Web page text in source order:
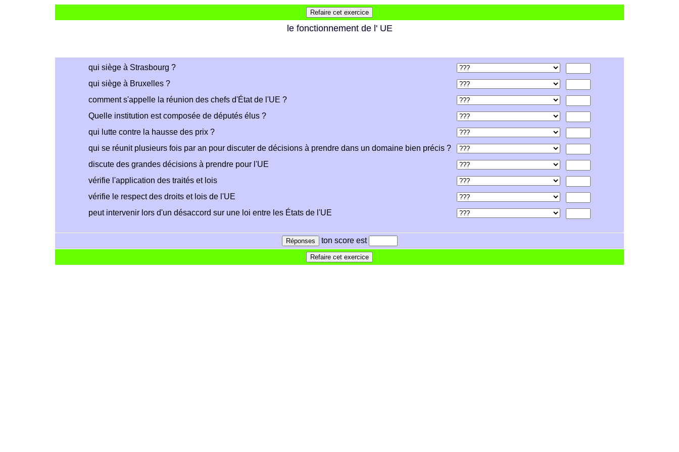
le fonctionnement de l' UE
qui siège à Strasbourg ?
qui siège à Bruxelles ?
comment s'appelle la réunion des chefs d'État de l'UE ?
Quelle institution est composée de députés élus ?
qui lutte contre la hausse des prix ?
qui se réunit plusieurs fois par an pour discuter de décisions à prendre dans un domaine bien précis ?
discute des grandes décisions à prendre pour l'UE
vérifie l'application des traités et lois
vérifie le respect des droits et lois de l'UE
peut intervenir lors d'un désaccord sur une loi entre les États de l'UE
ton score est